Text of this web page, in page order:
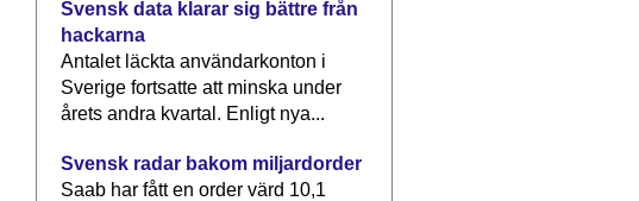
Svensk data klarar sig bättre från
hackarna
Antalet läckta användarkonton i
Sverige fortsatte att minska under
årets andra kvartal. Enligt nya...
Svensk radar bakom miljardorder
Saab har fått en order värd 10,1